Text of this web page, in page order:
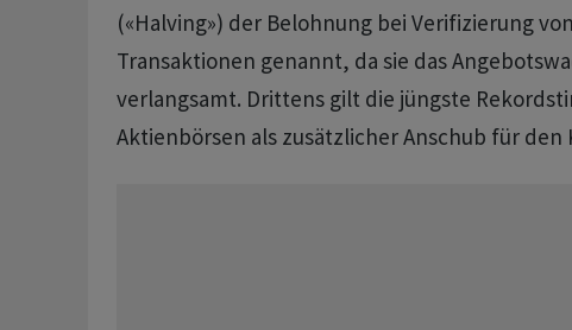
(«Halving») der Belohnung bei Verifizierung
Transaktionen genannt, da sie das
verlangsamt. Drittens gilt die jüngste
Aktienbörsen als zusätzlicher Anschub für